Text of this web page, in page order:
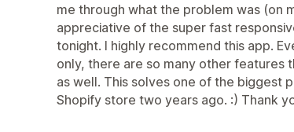
Offres et recommandations
Cadeaux
Expédition gratuite
Recommandations de produits
Lots Réductions en fonction de la
Analyses de données
me through what the problem was (on
appreciative of the super fast
tonight. I highly recommend this app.
only, there are so many other features
as well. This solves one of the biggest
Shopify store two years ago. :) Thank